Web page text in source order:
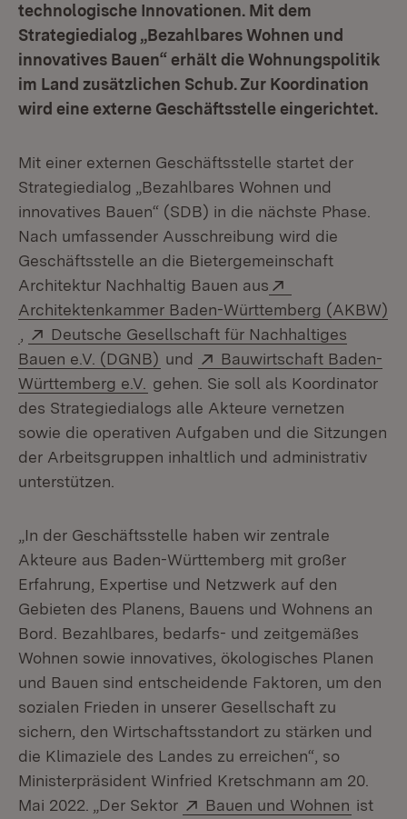
technologische Innovationen. Mit dem
Strategiedialog „Bezahlbares Wohnen und
innovatives Bauen“ erhält die Wohnungspolitik
im Land zusätzlichen Schub.Zur Koordination
wird eine externe Geschäftsstelle eingerichtet.
Mit einer externen Geschäftsstelle startet der
Strategiedialog „Bezahlbares Wohnen und
innovatives Bauen“ (SDB) in die nächste Phase.
Nach umfassender Ausschreibung wird die
Geschäftsstelle an die Bietergemeinschaft
Architektur Nachhaltig Bauen aus
Architektenkammer Baden-Württemberg (AKBW)
(Öffnet in neuem Fenster)
Extern:
Deutsche Gesellschaft für Nachhaltiges
Bauen e.V. (DGNB) (Öffnet in neuem Fenster)
und Extern:
Bauwirtschaft Baden-
Württemberg e.V. (Öffnet in neuem Fenster)
gehen. Sie soll als Koordinator
des Strategiedialogs alle Akteure vernetzen
sowie die operativen Aufgaben und die Sitzungen
der Arbeitsgruppen inhaltlich und administrativ
unterstützen.
„In der Geschäftsstelle haben wir zentrale
Akteure aus Baden-Württemberg mit großer
Erfahrung, Expertise und Netzwerk auf den
Gebieten des Planens, Bauens und Wohnens an
Bord. Bezahlbares, bedarfs- und zeitgemäßes
Wohnen sowie innovatives, ökologisches Planen
und Bauen sind entscheidende Faktoren, um den
sozialen Frieden in unserer Gesellschaft zu
sichern, den Wirtschaftsstandort zu stärken und
die Klimaziele des Landes zu erreichen“, so
Ministerpräsident Winfried Kretschmann am 20.
Mai 2022. „Der Sektor
Extern:
Bauen und Wohnen ist